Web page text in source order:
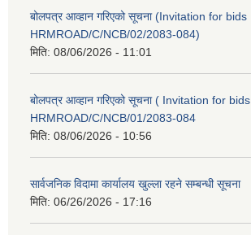
बोलपत्र आव्हान गरिएको सूचना (Invitation for bids
HRMROAD/C/NCB/02/2083-084)
मिति: 08/06/2026 - 11:01
बोलपत्र आव्हान गरिएको सूचना ( Invitation for bids
HRMROAD/C/NCB/01/2083-084
मिति: 08/06/2026 - 10:56
सार्वजनिक विदामा कार्यालय खुल्ला रहने सम्बन्धी सूचना
मिति: 06/26/2026 - 17:16